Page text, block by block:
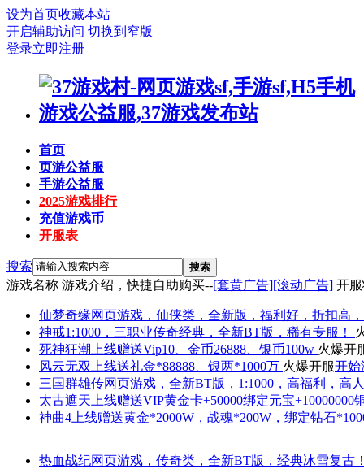
设为首页收藏本站
开启辅助访问 切换到窄版
登录立即注册
首页
页游公益服
手游公益服
2025游戏排行
充值游戏币
开服表
搜索 搜索
游戏名称 游戏介绍，快捷自助购买--[套黄广告][滚动广告] 开
仙梦奇缘网页游戏，仙侠类，全新版，福利好，折扣高
神戒1:1000，三职业传奇经典，全新BT版，稀有专服！
死神狂潮 上线赠送Vip10、金币26888、银币100w 火爆开
风云无双 上线送礼金*88888、银两*1000万 火爆开服开始
三国群雄传网页游戏，全新BT版，1:1000，高福利，高
太古遮天 上线赠送VIP黄金卡+50000绑定元宝+10000000
神曲4 上线赠送黄金*2000W，战魂*200W，绑定钻石
热血战纪网页游戏，传奇类，全新BT版，经典冰雪复古